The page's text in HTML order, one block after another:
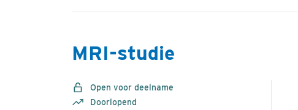
MRI-studie
Open voor deelname
Doorlopend